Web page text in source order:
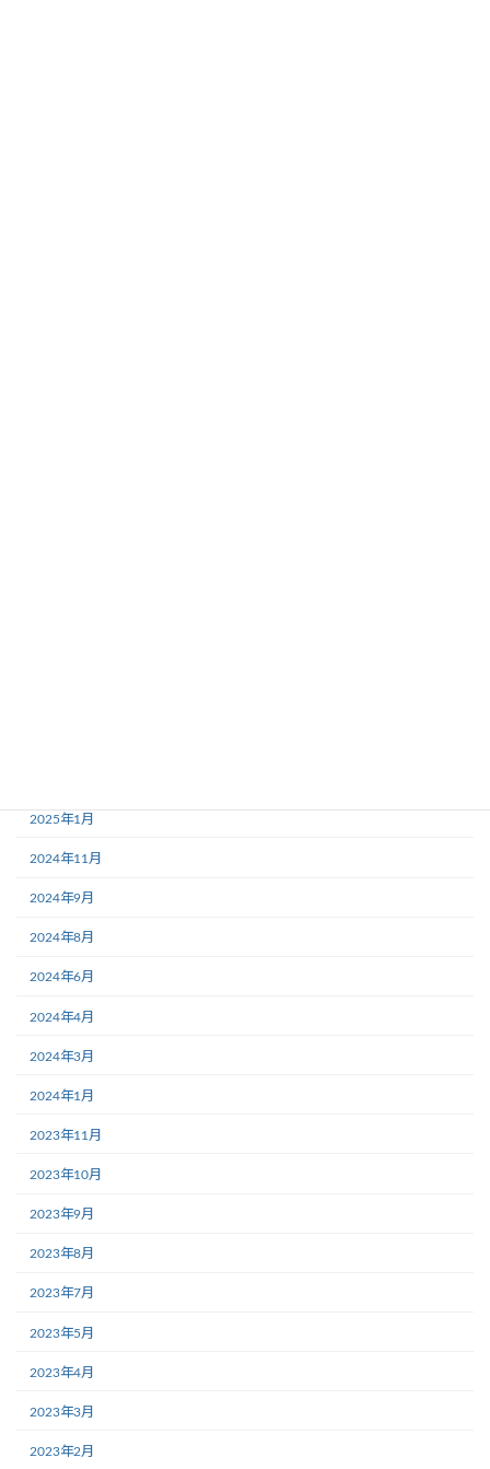
2025年1月
2024年11月
2024年9月
2024年8月
2024年6月
2024年4月
2024年3月
2024年1月
2023年11月
2023年10月
2023年9月
2023年8月
2023年7月
2023年5月
2023年4月
2023年3月
2023年2月